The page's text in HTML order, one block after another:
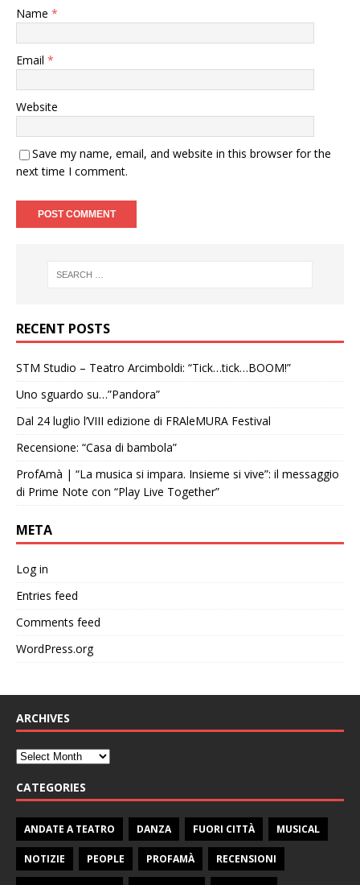
Name *
Email *
Website
Save my name, email, and website in this browser for the
next time I comment.
RECENT POSTS
STM Studio – Teatro Arcimboldi: “Tick…tick…BOOM!”
Uno sguardo su…”Pandora”
Dal 24 luglio l’VIII edizione di FRAleMURA Festival
Recensione: “Casa di bambola”
ProfAmà | “La musica si impara. Insieme si vive”: il messaggio
di Prime Note con “Play Live Together”
META
Log in
Entries feed
Comments feed
WordPress.org
ARCHIVES
CATEGORIES
ANDATE A TEATRO DANZA FUORI CITTÀ MUSICAL
NOTIZIE PEOPLE PROFAMÀ RECENSIONI